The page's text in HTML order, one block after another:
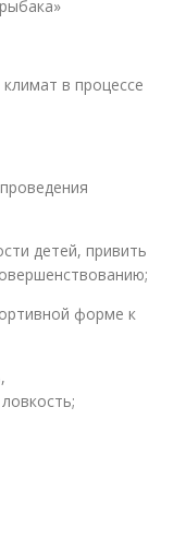
в процессе
детей, привить
форме к